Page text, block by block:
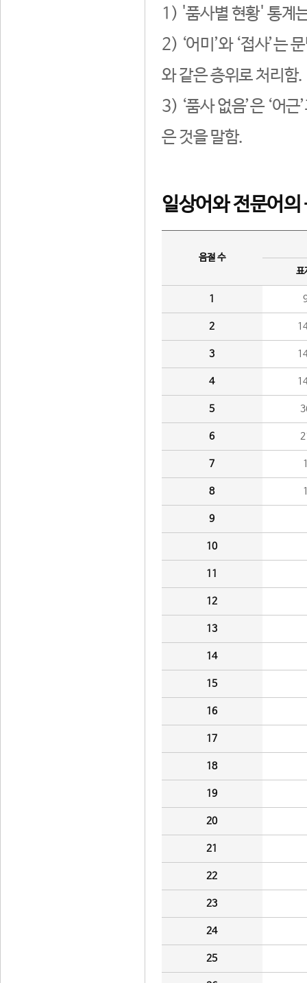
1) '품사별 현황' 통계
2) ‘어미’와 ‘접사’는
와 같은 층위로 처리함.
3) ‘품사 없음’은 ‘어
은 것을 말함.
일상어와 전문어의
음절 수
표
1
2
3
4
5
6
7
8
9
10
11
12
13
14
15
16
17
18
19
20
21
22
23
24
25